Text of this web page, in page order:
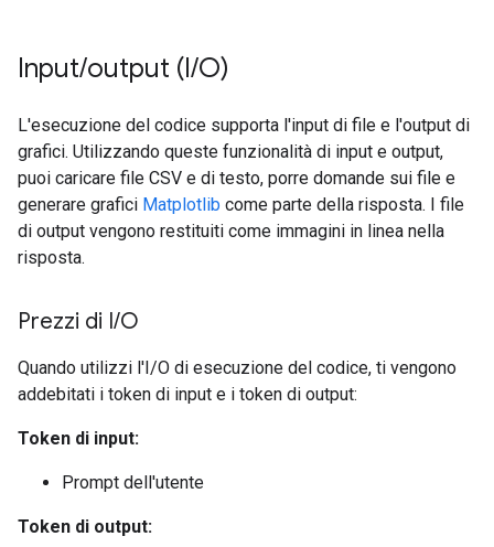
Input/output (I/O)
L'esecuzione del codice supporta l'input di file e l'output di
grafici. Utilizzando queste funzionalità di input e output,
puoi caricare file CSV e di testo, porre domande sui file e
generare grafici Matplotlib come parte della risposta. I file
di output vengono restituiti come immagini in linea nella
risposta.
Prezzi di I/O
Quando utilizzi l'I/O di esecuzione del codice, ti vengono
addebitati i token di input e i token di output:
Token di input:
Prompt dell'utente
Token di output: